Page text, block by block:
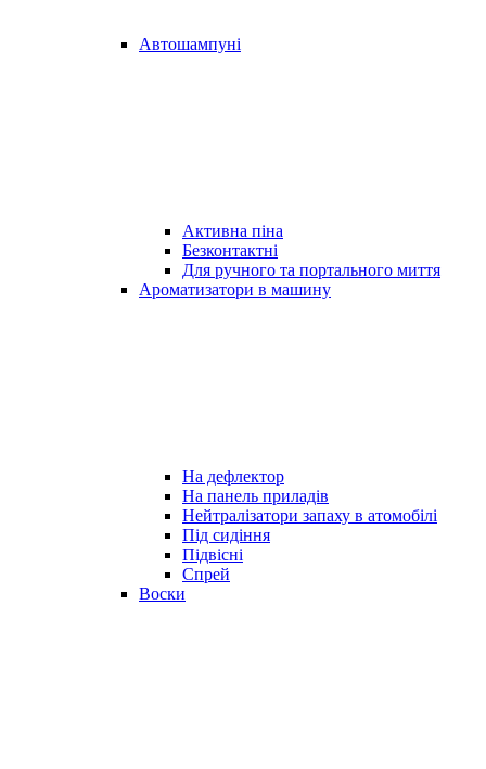
Автошампуні
Активна піна
Безконтактні
Для ручного та портального миття
Ароматизатори в машину
На дефлектор
На панель приладів
Нейтралізатори запаху в атомобілі
Під сидіння
Підвісні
Спрей
Воски